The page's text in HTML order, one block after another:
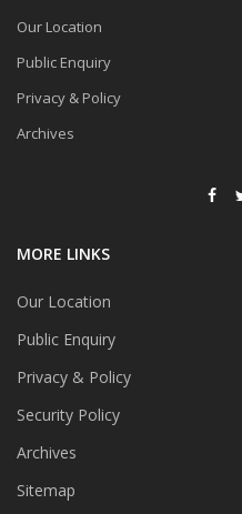
Our Location
Public Enquiry
Privacy & Policy
Archives
MORE LINKS
Our Location
Public Enquiry
Privacy & Policy
Security Policy
Archives
Sitemap